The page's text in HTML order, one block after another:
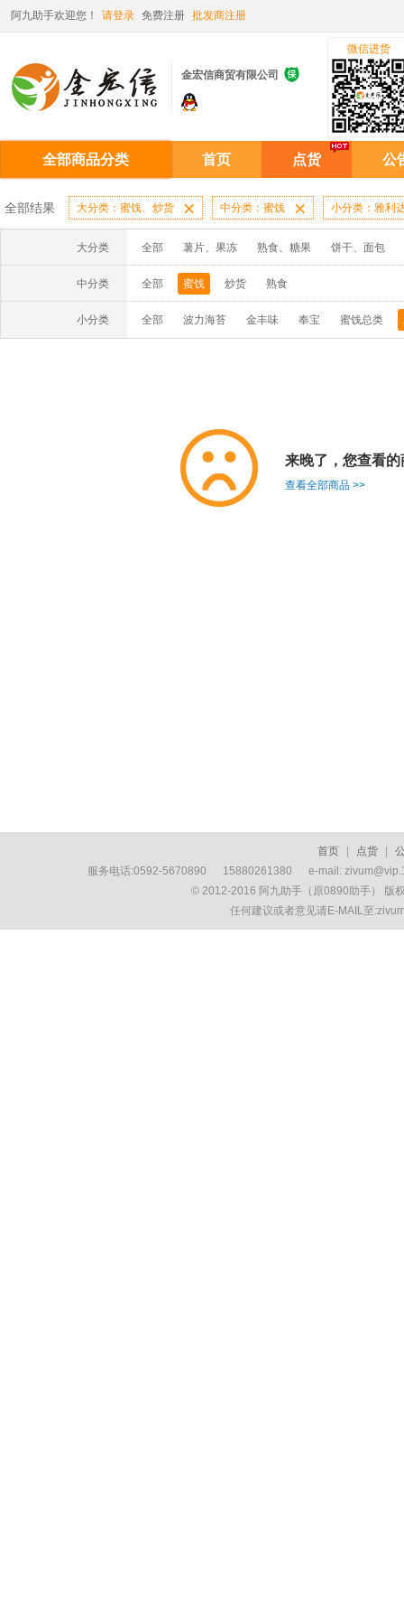
阿九助手欢迎您！ 请登录 免费注册 批发商注册
金宏信商贸有限公司 
微信进货
全部商品分类 首页 点货 公
全部结果 大分类：蜜饯、炒货  中分类：蜜饯  小分类：雅利
大分类 全部 薯片、果冻 熟食、糖果 饼干、面包
中分类 全部 蜜饯 炒货 熟食
小分类 全部 波力海苔 金丰味 奉宝 蜜饯总类
来晚了，您查看
查看全部商品 >>
首页 点货
服务电话:0592-5670890 15880261380 e-mail:
© 2012-2016 阿九助手（原0890助手） 版
任何建议或者意见请E-MAIL至